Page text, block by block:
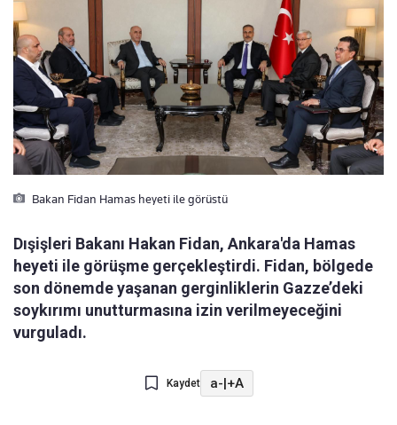
Bakan Fidan Hamas heyeti ile görüstü
Dışişleri Bakanı Hakan Fidan, Ankara'da Hamas
heyeti ile görüşme gerçekleştirdi. Fidan, bölgede
son dönemde yaşanan gerginliklerin Gazze’deki
soykırımı unutturmasına izin verilmeyeceğini
vurguladı.
Kaydet a-|+A